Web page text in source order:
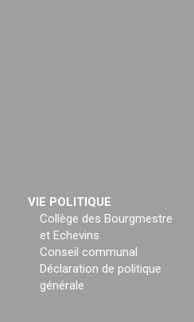
VIE POLITIQUE
Collège des Bourgmestre
et Echevins
Conseil communal
Déclaration de politique
générale